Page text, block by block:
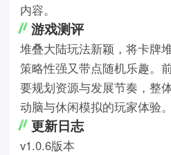
内容。
游戏测评
堆叠大陆玩法新颖，将卡牌
策略性强又带点随机乐趣。
要规划资源与发展节奏，整
动脑与休闲模拟的玩家体验。
更新日志
v1.0.6版本